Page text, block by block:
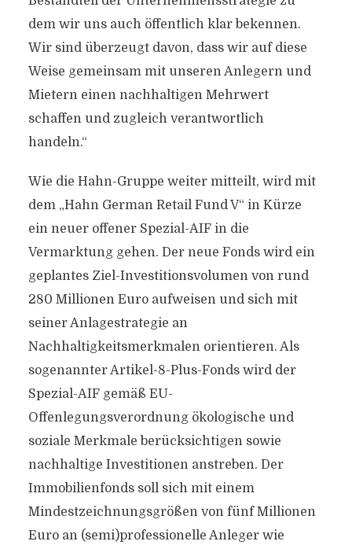
dem wir uns auch öffentlich klar bekennen.
Wir sind überzeugt davon, dass wir auf diese
Weise gemeinsam mit unseren Anlegern und
Mietern einen nachhaltigen Mehrwert
schaffen und zugleich verantwortlich
handeln.“
Wie die Hahn-Gruppe weiter mitteilt, wird mit
dem „Hahn German Retail Fund V“ in Kürze
ein neuer offener Spezial-AIF in die
Vermarktung gehen. Der neue Fonds wird ein
geplantes Ziel-Investitionsvolumen von rund
280 Millionen Euro aufweisen und sich mit
seiner Anlagestrategie an
Nachhaltigkeitsmerkmalen orientieren. Als
sogenannter Artikel-8-Plus-Fonds wird der
Spezial-AIF gemäß EU-
Offenlegungsverordnung ökologische und
soziale Merkmale berücksichtigen sowie
nachhaltige Investitionen anstreben. Der
Immobilienfonds soll sich mit einem
Mindestzeichnungsgrößen von fünf Millionen
Euro an (semi)professionelle Anleger wie